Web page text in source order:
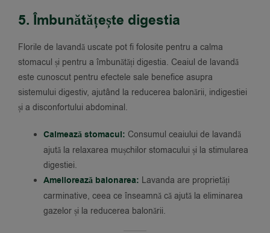
5. Îmbunătățește digestia
Florile de lavandă uscate pot fi folosite pentru a calma
stomacul și pentru a îmbunătăți digestia. Ceaiul de lavandă
este cunoscut pentru efectele sale benefice asupra
sistemului digestiv, ajutând la reducerea balonării, indigestiei
și a disconfortului abdominal.
Calmează stomacul: Consumul ceaiului de lavandă
ajută la relaxarea mușchilor stomacului și la stimularea
digestiei.
Ameliorează balonarea: Lavanda are proprietăți
carminative, ceea ce înseamnă că ajută la eliminarea
gazelor și la reducerea balonării.